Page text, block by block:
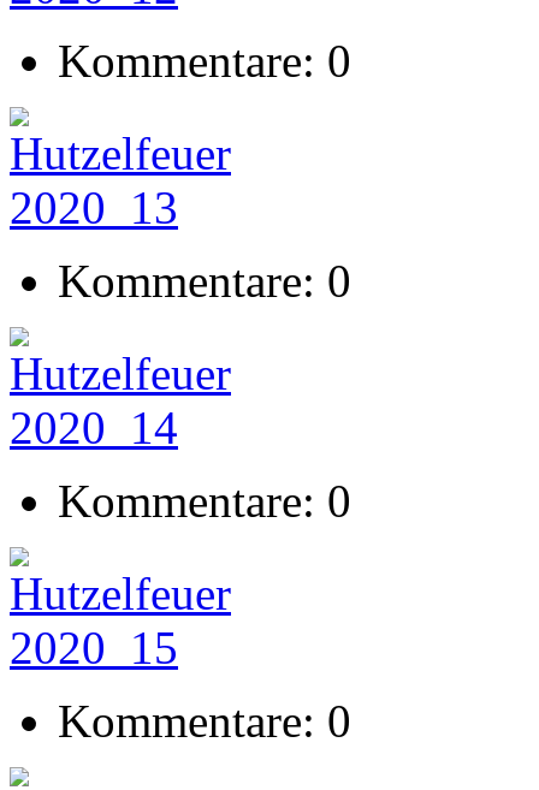
Kommentare: 0
Kommentare: 0
Kommentare: 0
Kommentare: 0